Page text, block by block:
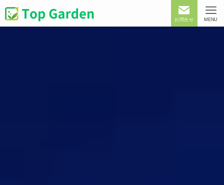
お問合せ MENU